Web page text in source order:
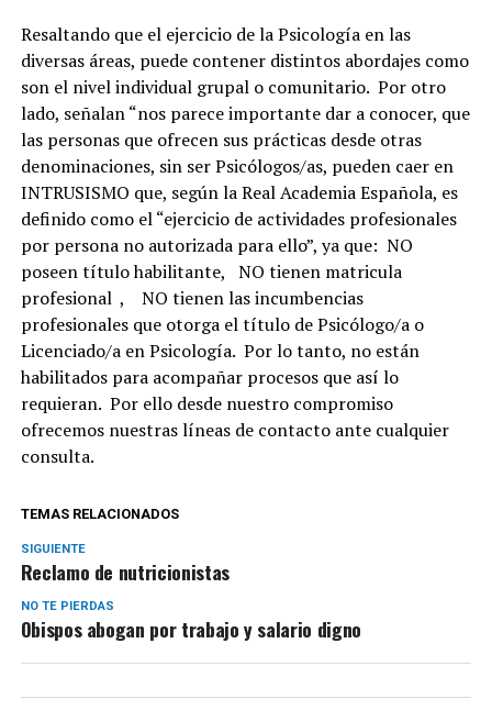
Resaltando que el ejercicio de la Psicología en las
diversas áreas, puede contener distintos abordajes como
son el nivel individual grupal o comunitario. Por otro
lado, señalan “nos parece importante dar a conocer, que
las personas que ofrecen sus prácticas desde otras
denominaciones, sin ser Psicólogos/as, pueden caer en
INTRUSISMO que, según la Real Academia Española, es
definido como el “ejercicio de actividades profesionales
por persona no autorizada para ello”, ya que: NO
poseen título habilitante, NO tienen matricula
profesional , NO tienen las incumbencias
profesionales que otorga el título de Psicólogo/a o
Licenciado/a en Psicología. Por lo tanto, no están
habilitados para acompañar procesos que así lo
requieran. Por ello desde nuestro compromiso
ofrecemos nuestras líneas de contacto ante cualquier
consulta.
TEMAS RELACIONADOS
SIGUIENTE
Reclamo de nutricionistas
NO TE PIERDAS
Obispos abogan por trabajo y salario digno